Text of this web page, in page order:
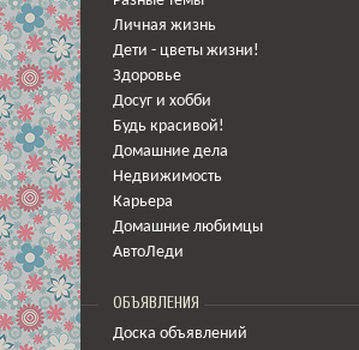
Личная жизнь
Дети - цветы жизни!
Здоровье
Досуг и хобби
Будь красивой!
Домашние дела
Недвижимость
Карьера
Домашние любимцы
АвтоЛеди
ОБЪЯВЛЕНИЯ
Доска объявлений